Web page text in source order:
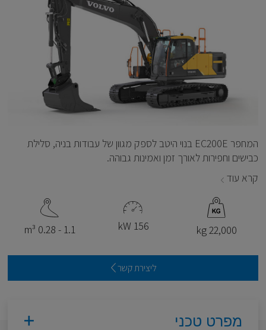
המחפר EC200E בנוי היטב לספק מגוון של עבודות בניה, סלילת
כבישים וחפירות לאורך זמן ואמינות גבוהה.
קרא עוד
22,000 kg
156 kW
1.1 - 0.28 m³
ליצירת קשר
מפרט טכני